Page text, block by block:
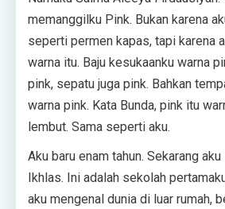
memanggilku Pink. Bukan karena
seperti permen kapas, tapi karena
warna itu. Baju kesukaanku warna
pink, sepatu juga pink. Bahkan
warna pink. Kata Bunda, pink itu
lembut. Sama seperti aku.
Aku baru enam tahun. Sekarang
Ikhlas. Ini adalah sekolah
aku mengenal dunia di luar rumah,